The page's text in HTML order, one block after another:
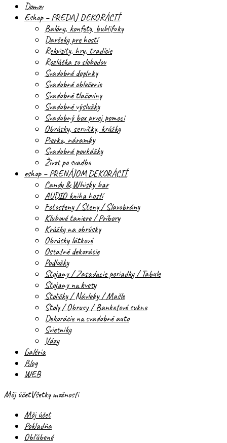
Domov
Eshop – PREDAJ DEKORÁCIÍ
Balóny, konfety, bublifuky
Darčeky pre hostí
Rekvizity, hry, tradície
Rozlúčka so slobodou
Svadobné doplnky
Svadobné oblečenie
Svadobné tlačoviny
Svadobné výslužky
Svadobný box prvej pomoci
Obrúsky, servítky, krúžky
Pierka, náramky
Svadobné poukážky
Život po svadbe
eshop – PRENÁJOM DEKORÁCIÍ
Candy & Whisky bar
AUDIO kniha hostí
Fotosteny / Steny / Slavobrány
Klubové taniere / Príbory
Krúžky na obrúsky
Obrúsky látkové
Ostatné dekorácie
Podložky
Stojany / Zasadacie poriadky / Tabule
Stojany na kvety
Stoličky / Návleky / Mašle
Stoly / Obrusy / Banketové sukne
Dekorácie na svadobné auto
Svietniky
Vázy
Galéria
Blog
WEB
Môj účetVšetky možnosti
Môj účet
Pokladňa
Obľúbené